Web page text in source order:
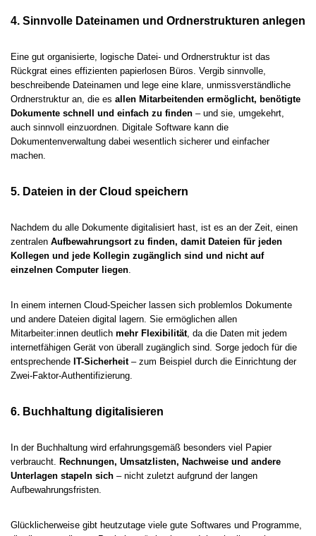
4. Sinnvolle Dateinamen und Ordnerstrukturen anlegen
Eine gut organisierte, logische Datei- und Ordnerstruktur ist das
Rückgrat eines effizienten papierlosen Büros. Vergib sinnvolle,
beschreibende Dateinamen und lege eine klare, unmissverständliche
Ordnerstruktur an, die es allen Mitarbeitenden ermöglicht, benötigte
Dokumente schnell und einfach zu finden – und sie, umgekehrt,
auch sinnvoll einzuordnen. Digitale Software kann die
Dokumentenverwaltung dabei wesentlich sicherer und einfacher
machen.
5. Dateien in der Cloud speichern
Nachdem du alle Dokumente digitalisiert hast, ist es an der Zeit, einen
zentralen Aufbewahrungsort zu finden, damit Dateien für jeden
Kollegen und jede Kollegin zugänglich sind und nicht auf
einzelnen Computer liegen.
In einem internen Cloud-Speicher lassen sich problemlos Dokumente
und andere Dateien digital lagern. Sie ermöglichen allen
Mitarbeiter:innen deutlich mehr Flexibilität, da die Daten mit jedem
internetfähigen Gerät von überall zugänglich sind. Sorge jedoch für die
entsprechende IT-Sicherheit– zum Beispiel durch die Einrichtung der
Zwei-Faktor-Authentifizierung.
6. Buchhaltung digitalisieren
In der Buchhaltung wird erfahrungsgemäß besonders viel Papier
verbraucht. Rechnungen, Umsatzlisten, Nachweise und andere
Unterlagen stapeln sich – nicht zuletzt aufgrund der langen
Aufbewahrungsfristen.
Glücklicherweise gibt heutzutage viele gute Softwares und Programme,